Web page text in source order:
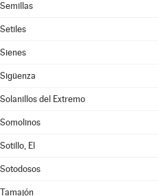
Semillas
Setiles
Sienes
Sigüenza
Solanillos del Extremo
Somolinos
Sotillo, El
Sotodosos
Tamajón